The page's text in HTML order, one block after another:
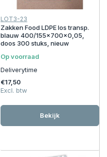
LOT3-23
Zakken Food LDPE los transp.
blauw 400/155x700x0,05,
doos 300 stuks, nieuw
Op voorraad
Deliverytime
€17,50
Excl. btw
Bekijk